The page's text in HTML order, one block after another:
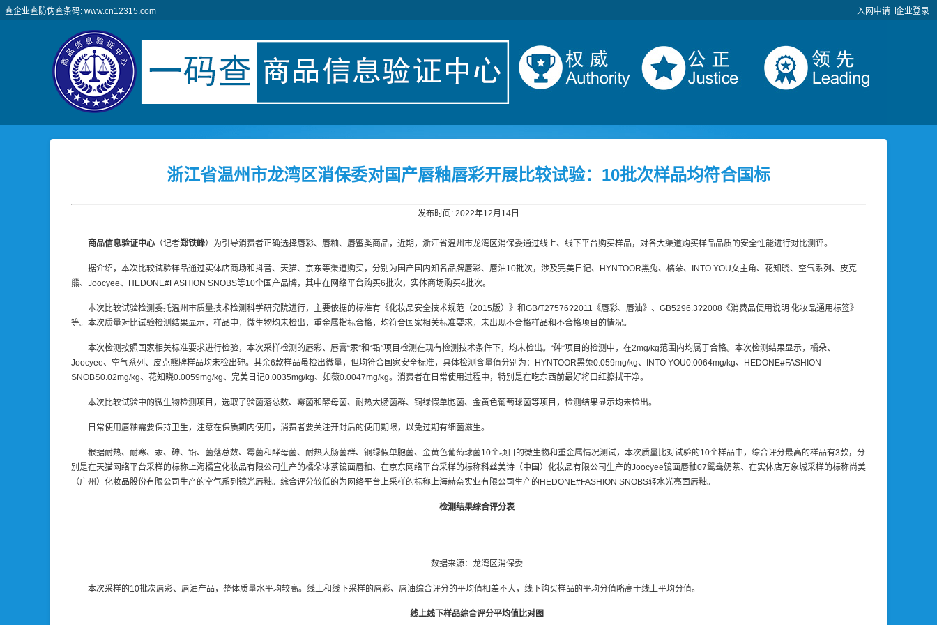
查企业查防伪查条码: www.cn12315.com 入网申请 企业登录
浙江省温州市龙湾区消保委对国产唇釉唇彩开展比较试验：10批次样品均符合国标
发布时间: 2022年12月14日
商品信息验证中心 （记者郑铁峰）为引导消费者正确选择唇彩、唇釉、唇蜜类商品，近期，浙江省温州市龙湾区消保委通过线上、线下平台购买样品，对各大渠道购买样品品质的安全性能进行对比测评。
据介绍，本次比较试验样品通过实体店商场和抖音、天猫、京东等渠道购买，分别为国产国内知名品牌唇彩、唇油10批次，涉及完美日记、HYNTOOR黑兔、橘朵、INTO YOU女主角、花知晓、空气系列、皮克
熊、Joocyee、HEDONE#FASHION SNOBS等10个国产品牌，其中在网络平台购买6批次，实体商场购买4批次。
本次比较试验检测委托温州市质量技术检测科学研究院进行，主要依据的标准有《化妆品安全技术规范（2015版）》和GB/T27576?2011《唇彩、唇油》、GB5296.3?2008《消费品使用说明 化妆品通用标签》
等。本次质量对比试验检测结果显示，样品中，微生物均未检出，重金属指标合格，均符合国家相关标准要求，未出现不合格样品和不合格项目的情况。
本次检测按照国家相关标准要求进行检验，本次采样检测的唇彩、唇膏“汞”和“铅”项目检测在现有检测技术条件下，均未检出。“砷”项目的检测中，在2mg/kg范围内均属于合格。本次检测结果显示，橘朵、
Joocyee、空气系列、皮克熊牌样品均未检出砷。其余6款样品虽检出微量，但均符合国家安全标准，具体检测含量值分别为：HYNTOOR黑兔0.059mg/kg、INTO YOU0.0064mg/kg、HEDONE#FASHION
SNOBS0.02mg/kg、花知晓0.0059mg/kg、完美日记0.0035mg/kg、如薇0.0047mg/kg。消费者在日常使用过程中，特别是在吃东西前最好将口红擦拭干净。
本次比较试验中的微生物检测项目，选取了验菌落总数、霉菌和酵母菌、耐热大肠菌群、铜绿假单胞菌、金黄色葡萄球菌等项目，检测结果显示均未检出。
日常使用唇釉需要保持卫生，注意在保质期内使用，消费者要关注开封后的使用期限，以免过期有细菌滋生。
根据耐热、耐寒、汞、砷、铅、菌落总数、霉菌和酵母菌、耐热大肠菌群、铜绿假单胞菌、金黄色葡萄球菌10个项目的微生物和重金属情况测试，本次质量比对试验的10个样品中，综合评分最高的样品有3款，分
别是在天猫网络平台采样的标称上海橘宣化妆品有限公司生产的橘朵冰茶镜面唇釉、在京东网络平台采样的标称科丝美诗（中国）化妆品有限公司生产的Joocyee镜面唇釉07鸳鸯奶茶、在实体店万象城采样的标称尚美
（广州）化妆品股份有限公司生产的空气系列镜光唇釉。综合评分较低的为网络平台上采样的标称上海赫奈实业有限公司生产的HEDONE#FASHION SNOBS轻水光亮面唇釉。
检测结果综合评分表
数据来源：龙湾区消保委
本次采样的10批次唇彩、唇油产品，整体质量水平均较高。线上和线下采样的唇彩、唇油综合评分的平均值相差不大，线下购买样品的平均分值略高于线上平均分值。
线上线下样品综合评分平均值比对图